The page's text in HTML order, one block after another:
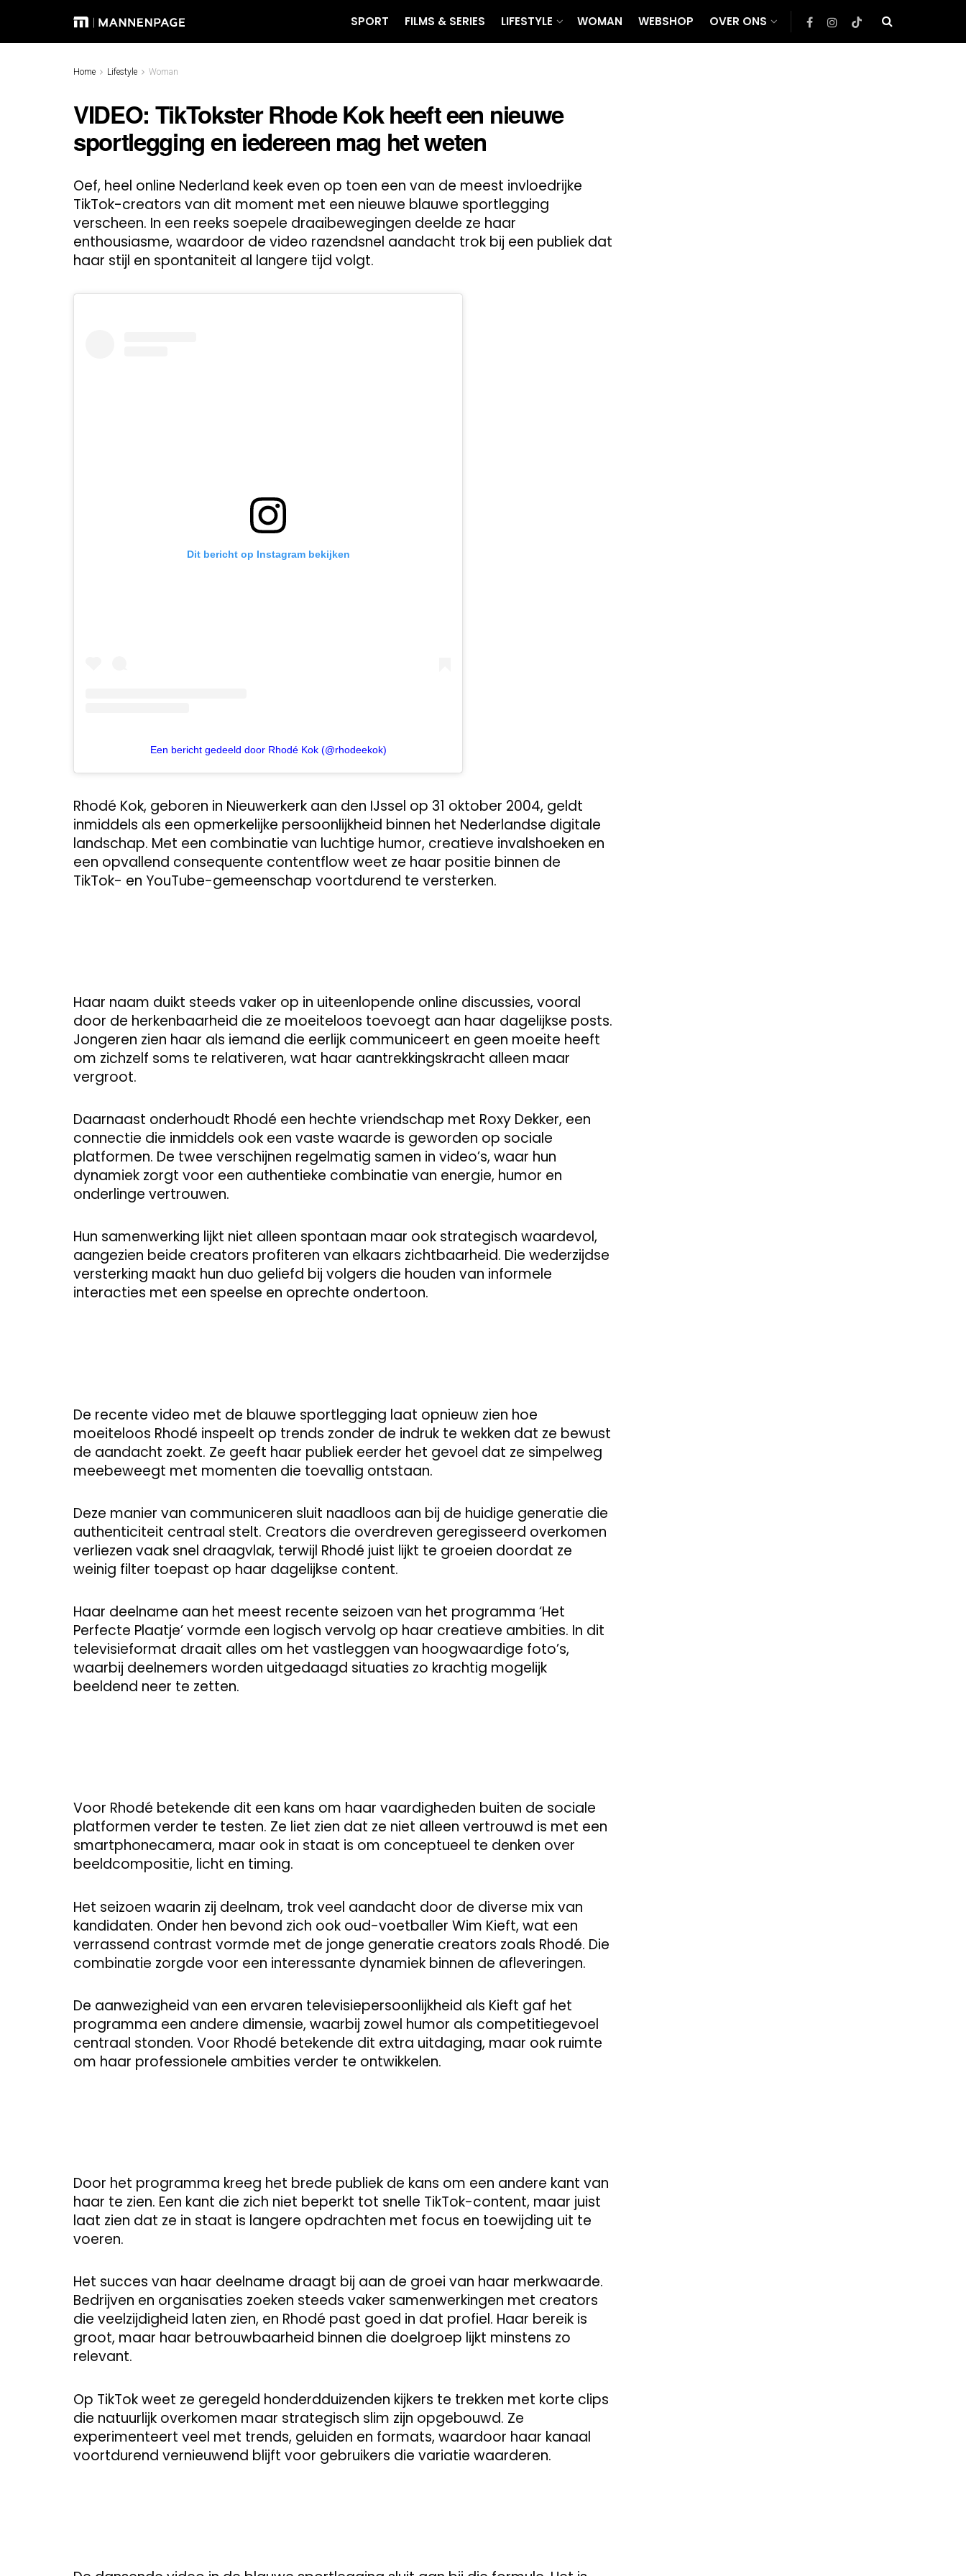
SPORT FILMS & SERIES LIFESTYLE WOMAN WEBSHOP OVER ONS
Home Lifestyle Woman
VIDEO: TikTokster Rhode Kok heeft een nieuwe
sportlegging en iedereen mag het weten
Oef, heel online Nederland keek even op toen een van de meest invloedrijke
TikTok-creators van dit moment met een nieuwe blauwe sportlegging
verscheen. In een reeks soepele draaibewegingen deelde ze haar
enthousiasme, waardoor de video razendsnel aandacht trok bij een publiek dat
haar stijl en spontaniteit al langere tijd volgt.
Dit bericht op Instagram bekijken
Een bericht gedeeld door Rhodé Kok (@rhodeekok)
Rhodé Kok, geboren in Nieuwerkerk aan den IJssel op 31 oktober 2004, geldt
inmiddels als een opmerkelijke persoonlijkheid binnen het Nederlandse digitale
landschap. Met een combinatie van luchtige humor, creatieve invalshoeken en
een opvallend consequente contentflow weet ze haar positie binnen de
TikTok- en YouTube-gemeenschap voortdurend te versterken.
Haar naam duikt steeds vaker op in uiteenlopende online discussies, vooral
door de herkenbaarheid die ze moeiteloos toevoegt aan haar dagelijkse posts.
Jongeren zien haar als iemand die eerlijk communiceert en geen moeite heeft
om zichzelf soms te relativeren, wat haar aantrekkingskracht alleen maar
vergroot.
Daarnaast onderhoudt Rhodé een hechte vriendschap met Roxy Dekker, een
connectie die inmiddels ook een vaste waarde is geworden op sociale
platformen. De twee verschijnen regelmatig samen in video’s, waar hun
dynamiek zorgt voor een authentieke combinatie van energie, humor en
onderlinge vertrouwen.
Hun samenwerking lijkt niet alleen spontaan maar ook strategisch waardevol,
aangezien beide creators profiteren van elkaars zichtbaarheid. Die wederzijdse
versterking maakt hun duo geliefd bij volgers die houden van informele
interacties met een speelse en oprechte ondertoon.
De recente video met de blauwe sportlegging laat opnieuw zien hoe
moeiteloos Rhodé inspeelt op trends zonder de indruk te wekken dat ze bewust
de aandacht zoekt. Ze geeft haar publiek eerder het gevoel dat ze simpelweg
meebeweegt met momenten die toevallig ontstaan.
Deze manier van communiceren sluit naadloos aan bij de huidige generatie die
authenticiteit centraal stelt. Creators die overdreven geregisseerd overkomen
verliezen vaak snel draagvlak, terwijl Rhodé juist lijkt te groeien doordat ze
weinig filter toepast op haar dagelijkse content.
Haar deelname aan het meest recente seizoen van het programma ‘Het
Perfecte Plaatje’ vormde een logisch vervolg op haar creatieve ambities. In dit
televisieformat draait alles om het vastleggen van hoogwaardige foto’s,
waarbij deelnemers worden uitgedaagd situaties zo krachtig mogelijk
beeldend neer te zetten.
Voor Rhodé betekende dit een kans om haar vaardigheden buiten de sociale
platformen verder te testen. Ze liet zien dat ze niet alleen vertrouwd is met een
smartphonecamera, maar ook in staat is om conceptueel te denken over
beeldcompositie, licht en timing.
Het seizoen waarin zij deelnam, trok veel aandacht door de diverse mix van
kandidaten. Onder hen bevond zich ook oud-voetballer Wim Kieft, wat een
verrassend contrast vormde met de jonge generatie creators zoals Rhodé. Die
combinatie zorgde voor een interessante dynamiek binnen de afleveringen.
De aanwezigheid van een ervaren televisiepersoonlijkheid als Kieft gaf het
programma een andere dimensie, waarbij zowel humor als competitiegevoel
centraal stonden. Voor Rhodé betekende dit extra uitdaging, maar ook ruimte
om haar professionele ambities verder te ontwikkelen.
Door het programma kreeg het brede publiek de kans om een andere kant van
haar te zien. Een kant die zich niet beperkt tot snelle TikTok-content, maar juist
laat zien dat ze in staat is langere opdrachten met focus en toewijding uit te
voeren.
Het succes van haar deelname draagt bij aan de groei van haar merkwaarde.
Bedrijven en organisaties zoeken steeds vaker samenwerkingen met creators
die veelzijdigheid laten zien, en Rhodé past goed in dat profiel. Haar bereik is
groot, maar haar betrouwbaarheid binnen die doelgroep lijkt minstens zo
relevant.
Op TikTok weet ze geregeld honderdduizenden kijkers te trekken met korte clips
die natuurlijk overkomen maar strategisch slim zijn opgebouwd. Ze
experimenteert veel met trends, geluiden en formats, waardoor haar kanaal
voortdurend vernieuwend blijft voor gebruikers die variatie waarderen.